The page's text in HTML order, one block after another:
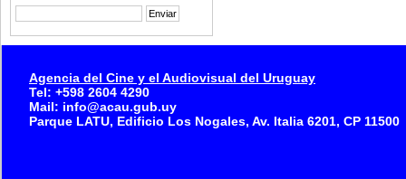
Agencia del Cine y el Audiovisual del Uruguay
Tel: +598 2604 4290
Mail: info@acau.gub.uy
Parque LATU, Edificio Los Nogales, Av. Italia 6201, CP 11500